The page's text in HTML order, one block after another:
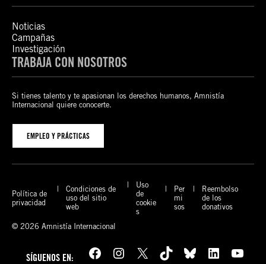
Noticias
Campañas
Investigación
TRABAJA CON NOSOTROS
Si tienes talento y te apasionan los derechos humanos, Amnistía
Internacional quiere conocerte.
EMPLEO Y PRÁCTICAS
Política de
privacidad
Condiciones de
uso del sitio
web
Uso
de
cookie
s
Per
mi
sos
Reembolso
de los
donativos
© 2026 Amnistía Internacional
SÍGUENOS EN: Facebook Instagram X TikTok Bluesky LinkedIn YouTube